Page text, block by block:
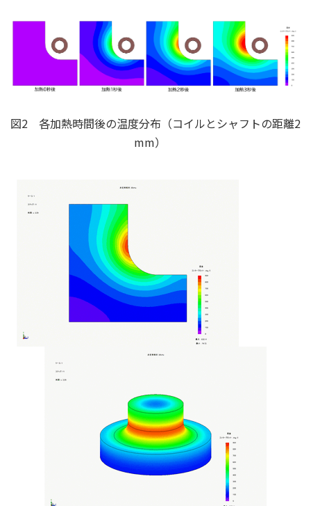
図2 各加熱時間後の温度分布（コイルとシャフトの距離2
mm）